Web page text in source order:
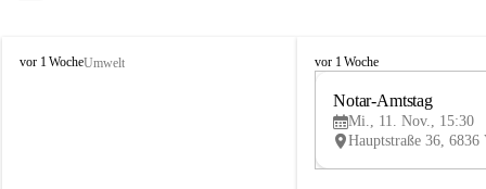
V
vor 1 WocheUmwelt
V
vor 1 Woche
Notar-Amtstag
Mi., 11. Nov., 15:30